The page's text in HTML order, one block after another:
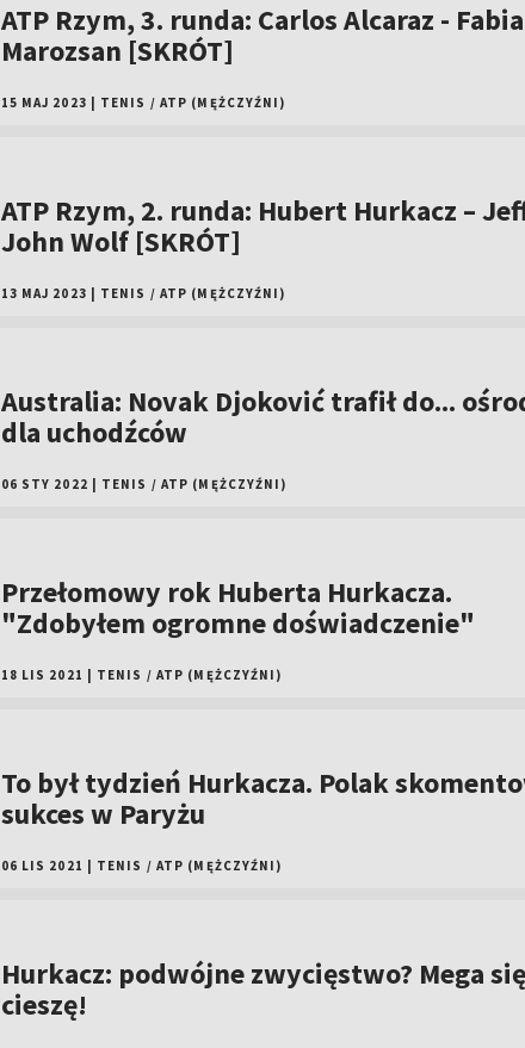
ATP Rzym, 3. runda: Carlos Alcaraz -
Marozsan [SKRÓT]
15 MAJ 2023 TENIS / ATP (MĘŻCZYŹNI)
ATP Rzym, 2. runda: Hubert Hurkacz –
John Wolf [SKRÓT]
13 MAJ 2023 TENIS / ATP (MĘŻCZYŹNI)
Australia: Novak Djoković trafił do...
dla uchodźców
06 STY 2022 TENIS / ATP (MĘŻCZYŹNI)
Przełomowy rok Huberta Hurkacza.
"Zdobyłem ogromne doświadczenie"
18 LIS 2021 TENIS / ATP (MĘŻCZYŹNI)
To był tydzień Hurkacza. Polak
sukces w Paryżu
06 LIS 2021 TENIS / ATP (MĘŻCZYŹNI)
Hurkacz: podwójne zwycięstwo? Mega się
cieszę!